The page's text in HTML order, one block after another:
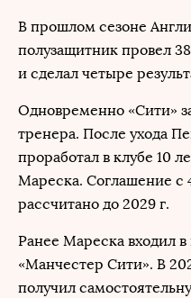
В прошлом сезоне
полузащитник провел
и сделал четыре
Одновременно «Сити»
тренера. После ухода
проработал в клубе 10
Мареска. Соглашение с
рассчитано до 2029 г.
Ранее Мареска входил
«Манчестер Сити». В
получил